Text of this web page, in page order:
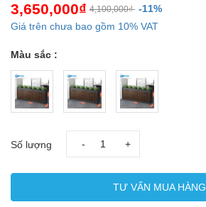
3,650,000₫ 4,100,000₫ -11%
Giá trên chưa bao gồm 10% VAT
Màu sắc :
Số lượng - +
TƯ VẤN MUA HÀNG